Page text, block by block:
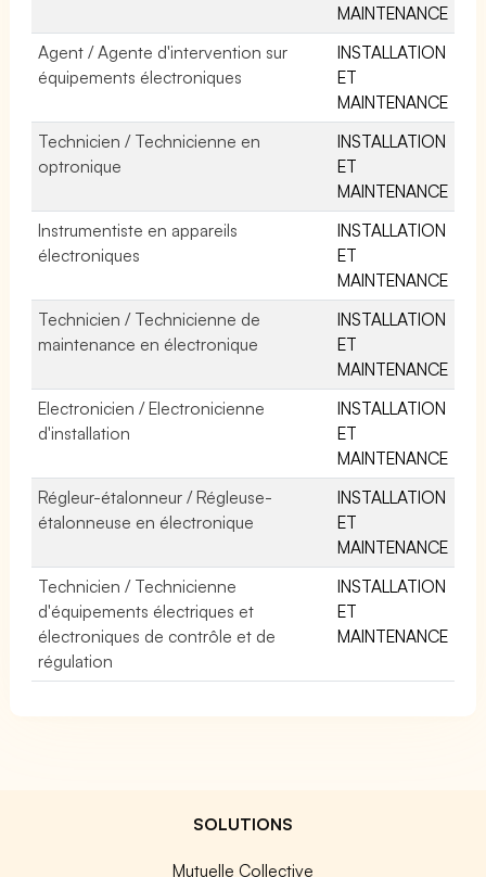
MAINTENANCE
Agent / Agente d'intervention sur
équipements électroniques
INSTALLATION
ET
MAINTENANCE
Technicien / Technicienne en
optronique
INSTALLATION
ET
MAINTENANCE
Instrumentiste en appareils
électroniques
INSTALLATION
ET
MAINTENANCE
Technicien / Technicienne de
maintenance en électronique
INSTALLATION
ET
MAINTENANCE
Electronicien / Electronicienne
d'installation
INSTALLATION
ET
MAINTENANCE
Régleur-étalonneur / Régleuse-
étalonneuse en électronique
INSTALLATION
ET
MAINTENANCE
Technicien / Technicienne
d'équipements électriques et
électroniques de contrôle et de
régulation
INSTALLATION
ET
MAINTENANCE
SOLUTIONS
Mutuelle Collective